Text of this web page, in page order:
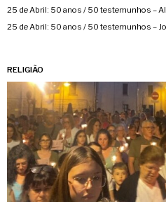
25 de Abril: 50 anos / 50 testemunhos –
25 de Abril: 50 anos / 50 testemunhos –
RELIGIÃO